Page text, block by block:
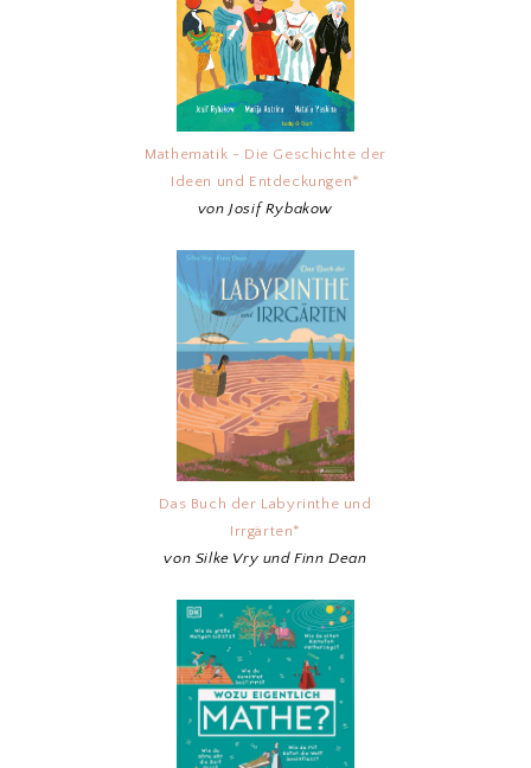
Mathematik - Die Geschichte der
Ideen und Entdeckungen*
von Josif Rybakow
Das Buch der Labyrinthe und
Irrgärten*
von Silke Vry und Finn Dean